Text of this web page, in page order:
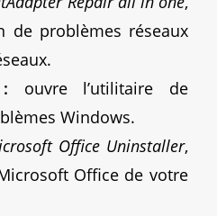
de problèmes réseaux
ouvre l’utilitaire de
Windows.
Office Uninstaller,
Office de votre